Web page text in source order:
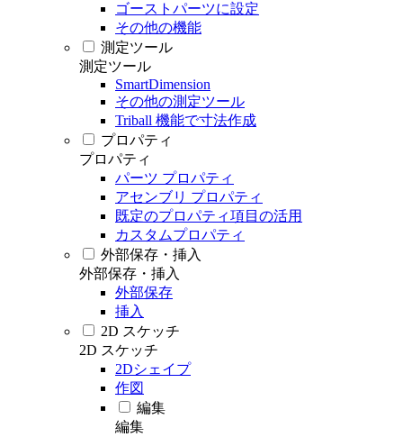
ゴーストパーツに設定
その他の機能
測定ツール
測定ツール
SmartDimension
その他の測定ツール
Triball 機能で寸法作成
プロパティ
プロパティ
パーツ プロパティ
アセンブリ プロパティ
既定のプロパティ項目の活用
カスタムプロパティ
外部保存・挿入
外部保存・挿入
外部保存
挿入
2D スケッチ
2D スケッチ
2Dシェイプ
作図
編集
編集